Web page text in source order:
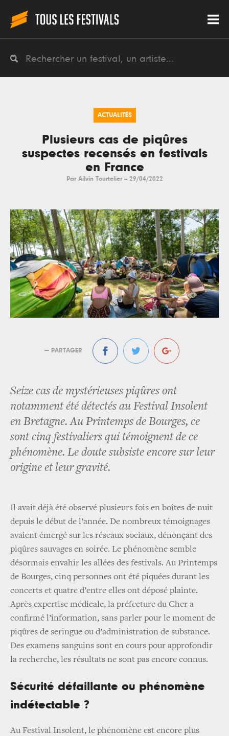
ACTUALITÉS
Plusieurs cas de piqûres
suspectes recensés en festivals
en France
Par Ailvin Tourtelier -- 29/04/2022
— PARTAGER
Seize cas de mystérieuses piqûres ont
notamment été détectés au Festival Insolent
en Bretagne. Au Printemps de Bourges, ce
sont cinq festivaliers qui témoignent de ce
phénomène. Le doute subsiste encore sur leur
origine et leur gravité.
Il avait déjà été observé plusieurs fois en boîtes de nuit
depuis le début de l’année. De nombreux témoignages
avaient émergé sur les réseaux sociaux, dénonçant des
piqûres sauvages en soirée. Le phénomène semble
désormais envahir les allées des festivals. Au Printemps
de Bourges, cinq personnes ont été piquées durant les
concerts et quatre d’entre elles ont déposé plainte.
Après expertise médicale, la préfecture du Cher a
confirmé l’information, sans parler pour le moment de
piqûres de seringue ou d’administration de substance.
Des examens sanguins sont en cours pour approfondir
la recherche, les résultats ne sont pas encore connus.
Sécurité défaillante ou phénomène
indétectable ?
Au Festival Insolent, le phénomène est encore plus